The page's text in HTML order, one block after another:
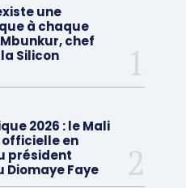
une
à chaque
chef
Silicon
2026 : le Mali
en
président
Diomaye Faye